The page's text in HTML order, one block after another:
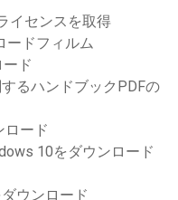
イセンスを取得
ードフィルム
ド
るハンドブックPDFの
ロード
10をダウンロード
ウンロード